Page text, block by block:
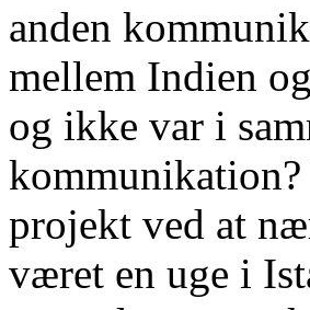
anden
mellem Indien
og ikke var i
projekt ved at
været en uge i